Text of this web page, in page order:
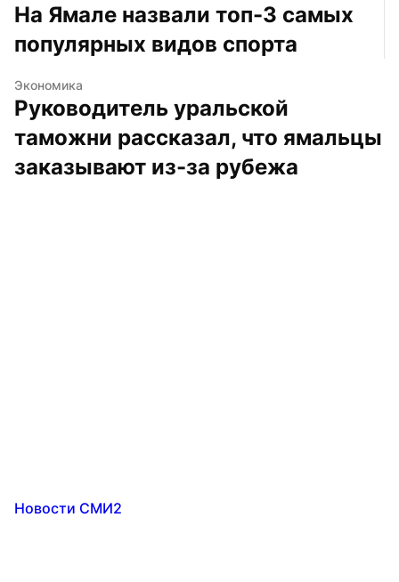
На Ямале назвали топ-3 самых
популярных видов спорта
Экономика
Руководитель уральской
таможни рассказал, что ямальцы
заказывают из-за рубежа
Новости СМИ2